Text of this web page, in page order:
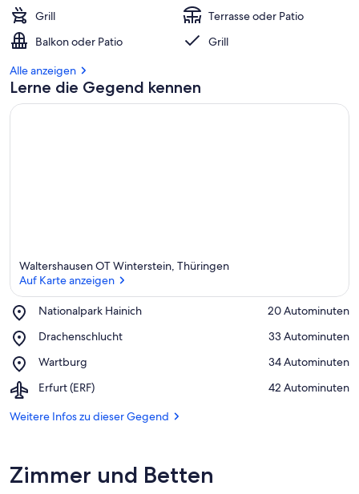
Grill
Terrasse oder Patio
Balkon oder Patio
Grill
Alle anzeigen
Lerne die Gegend kennen
Waltershausen OT Winterstein, Thüringen
Auf Karte anzeigen
Nationalpark Hainich
Place,
Hainich
‪20 Autominuten‬
Drachenschlucht
Place,
‪33 Autominuten‬
Wartburg
Place,
‪34 Autominuten‬
Erfurt (ERF)
Airport,
(ERF)
‪42 Autominuten‬
Weitere Infos zu dieser Gegend
Zimmer und Betten